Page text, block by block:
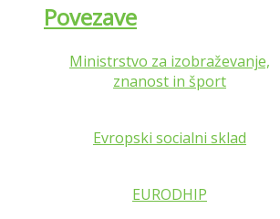
Povezave
Ministrstvo za izobraževanje,
znanost in šport
Evropski socialni sklad
EURODHIP